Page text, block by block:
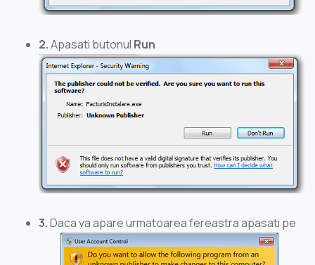
2.Apasati butonul Run
3.Daca va apare urmatoarea fereastra apasati pe